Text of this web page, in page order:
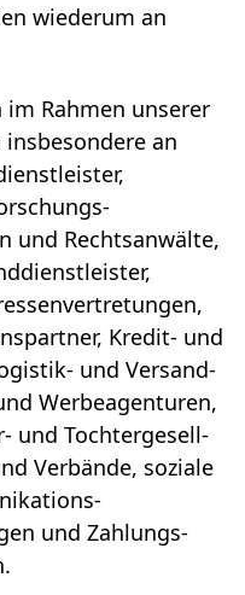
wiederum an
Rahmen unserer
an
und Rechts­anwälte,
Kredit- und
und Ver­sand­
Werbe­agenturen,
und Tochter­gesell­
Verbände, soziale
und Zahlungs­